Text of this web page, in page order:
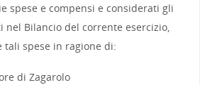
spese e compensi e considerati gli
nel Bilancio del corrente esercizio,
spese in ragione di:
di Zagarolo